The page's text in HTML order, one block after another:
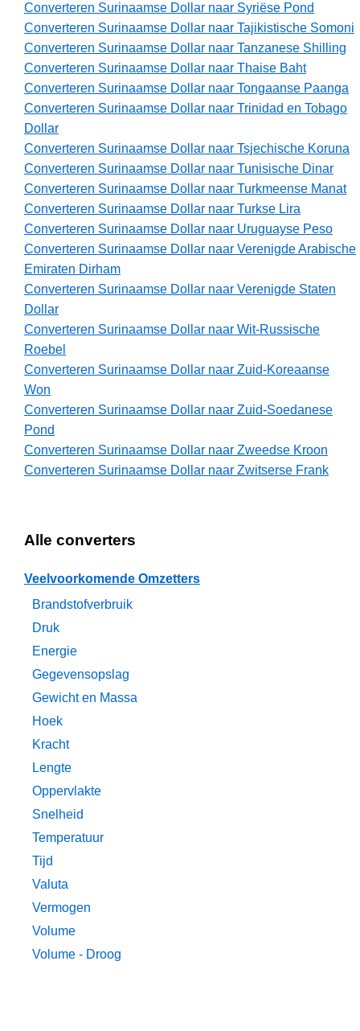
Converteren Surinaamse Dollar naar Syriëse Pond
Converteren Surinaamse Dollar naar Tajikistische Somoni
Converteren Surinaamse Dollar naar Tanzanese Shilling
Converteren Surinaamse Dollar naar Thaise Baht
Converteren Surinaamse Dollar naar Tongaanse Paanga
Converteren Surinaamse Dollar naar Trinidad en Tobago
Dollar
Converteren Surinaamse Dollar naar Tsjechische Koruna
Converteren Surinaamse Dollar naar Tunisische Dinar
Converteren Surinaamse Dollar naar Turkmeense Manat
Converteren Surinaamse Dollar naar Turkse Lira
Converteren Surinaamse Dollar naar Uruguayse Peso
Converteren Surinaamse Dollar naar Verenigde Arabische
Emiraten Dirham
Converteren Surinaamse Dollar naar Verenigde Staten
Dollar
Converteren Surinaamse Dollar naar Wit-Russische
Roebel
Converteren Surinaamse Dollar naar Zuid-Koreaanse
Won
Converteren Surinaamse Dollar naar Zuid-Soedanese
Pond
Converteren Surinaamse Dollar naar Zweedse Kroon
Converteren Surinaamse Dollar naar Zwitserse Frank
Alle converters
Veelvoorkomende Omzetters
Brandstofverbruik
Druk
Energie
Gegevensopslag
Gewicht en Massa
Hoek
Kracht
Lengte
Oppervlakte
Snelheid
Temperatuur
Tijd
Valuta
Vermogen
Volume
Volume - Droog